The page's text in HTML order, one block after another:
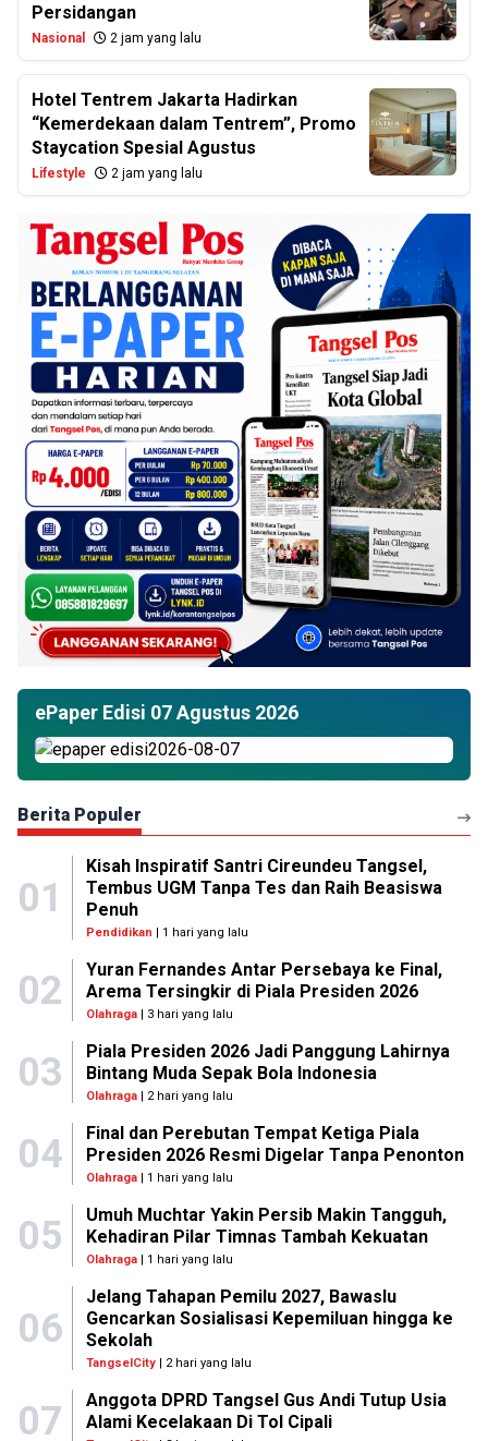
Persidangan
Nasional 2 jam yang lalu
Hotel Tentrem Jakarta Hadirkan
“Kemerdekaan dalam Tentrem”, Promo
Staycation Spesial Agustus
Lifestyle 2 jam yang lalu
ePaper Edisi 07 Agustus 2026
Berita Populer
01
Kisah Inspiratif Santri Cireundeu Tangsel,
Tembus UGM Tanpa Tes dan Raih Beasiswa
Penuh
Pendidikan | 1 hari yang lalu
02
Yuran Fernandes Antar Persebaya ke Final,
Arema Tersingkir di Piala Presiden 2026
Olahraga| 3 hari yang lalu
03
Piala Presiden 2026 Jadi Panggung Lahirnya
Bintang Muda Sepak Bola Indonesia
Olahraga| 2 hari yang lalu
04
Final dan Perebutan Tempat Ketiga Piala
Presiden 2026 Resmi Digelar Tanpa Penonton
Olahraga| 1 hari yang lalu
05
Umuh Muchtar Yakin Persib Makin Tangguh,
Kehadiran Pilar Timnas Tambah Kekuatan
Olahraga| 1 hari yang lalu
06
Jelang Tahapan Pemilu 2027, Bawaslu
Gencarkan Sosialisasi Kepemiluan hingga ke
Sekolah
TangselCity| 2 hari yang lalu
07
Anggota DPRD Tangsel Gus Andi Tutup Usia
Alami Kecelakaan Di Tol Cipali